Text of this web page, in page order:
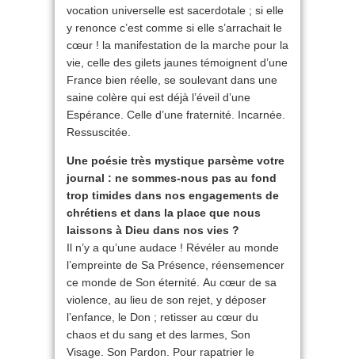
vocation universelle est sacerdotale ; si elle
y renonce c’est comme si elle s’arrachait le
cœur ! la manifestation de la marche pour la
vie, celle des gilets jaunes témoignent d’une
France bien réelle, se soulevant dans une
saine colère qui est déjà l’éveil d’une
Espérance. Celle d’une fraternité. Incarnée.
Ressuscitée.
Une poésie très mystique parsème votre
journal : ne sommes-nous pas au fond
trop timides dans nos engagements de
chrétiens et dans la place que nous
laissons à Dieu dans nos vies ?
Il n’y a qu’une audace ! Révéler au monde
l’empreinte de Sa Présence, réensemencer
ce monde de Son éternité. Au cœur de sa
violence, au lieu de son rejet, y déposer
l’enfance, le Don ; retisser au cœur du
chaos et du sang et des larmes, Son
Visage. Son Pardon. Pour rapatrier le